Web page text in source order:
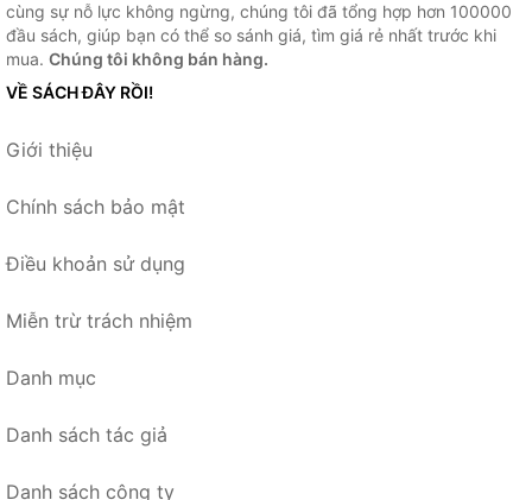
cùng sự nỗ lực không ngừng, chúng tôi đã tổng hợp hơn 100000
đầu sách, giúp bạn có thể so sánh giá, tìm giá rẻ nhất trước khi
mua. Chúng tôi không bán hàng.
VỀ SÁCH ĐÂY RỒI!
Giới thiệu
Chính sách bảo mật
Điều khoản sử dụng
Miễn trừ trách nhiệm
Danh mục
Danh sách tác giả
Danh sách công ty